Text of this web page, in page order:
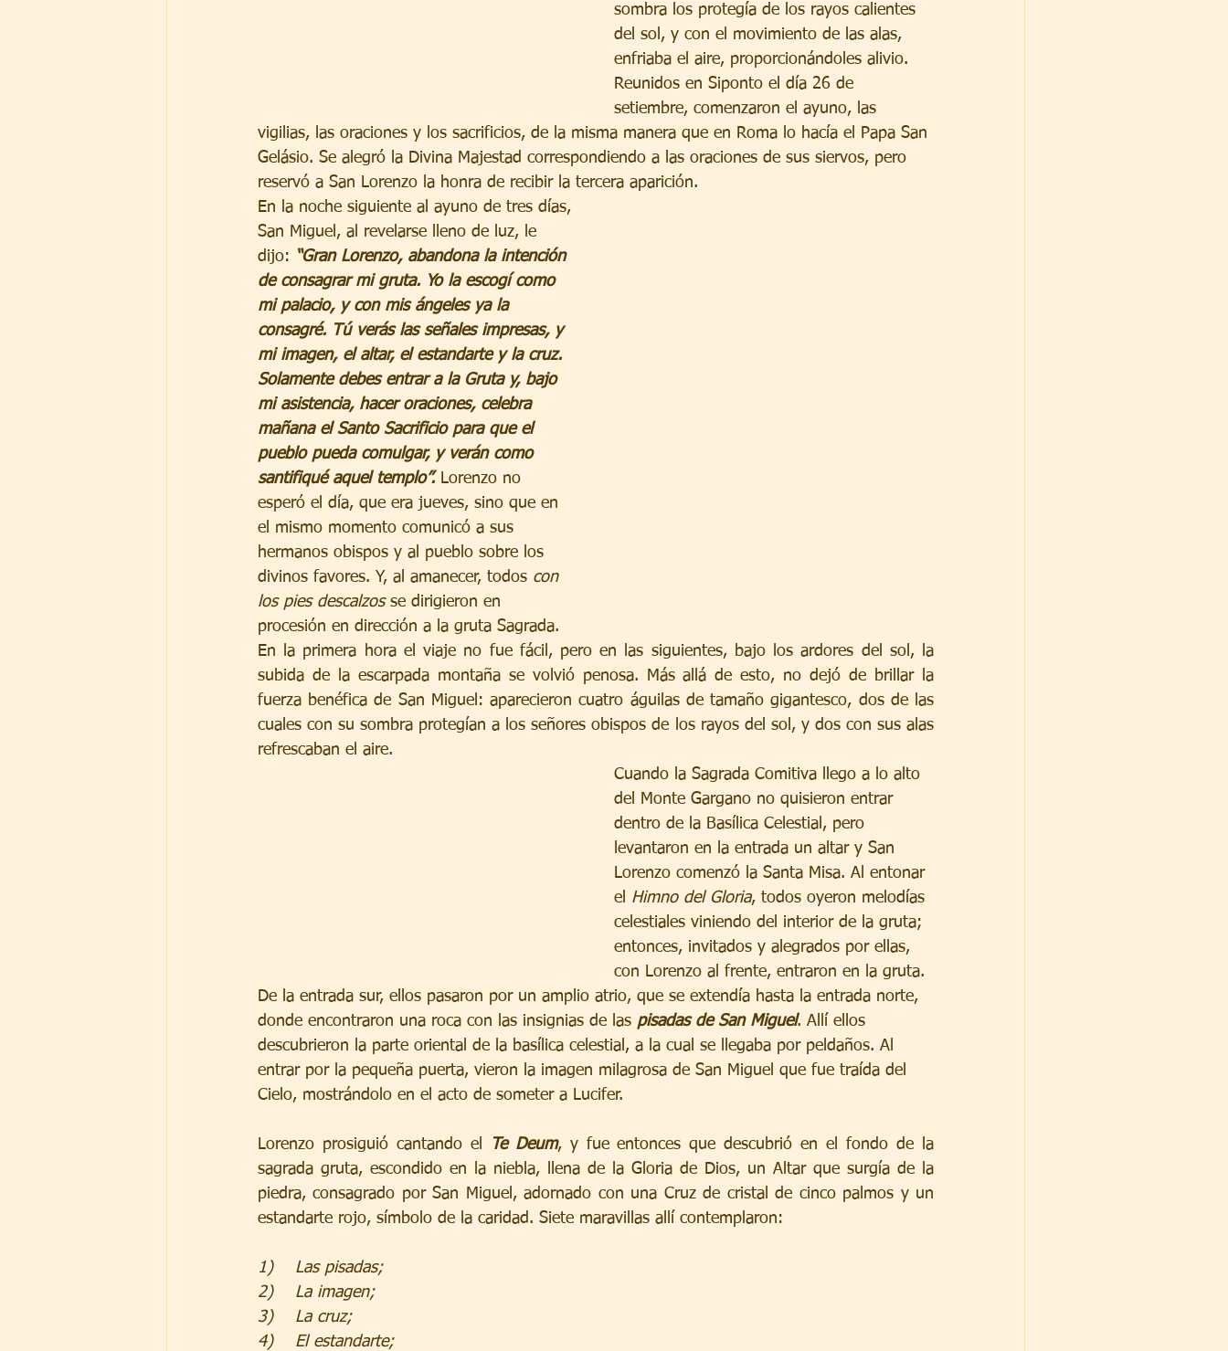
sombra los protegía de los rayos calientes
del sol, y con el movimiento de las alas,
enfriaba el aire, proporcionándoles alivio.
Reunidos en Siponto el día 26 de
setiembre, comenzaron el ayuno, las
vigilias, las oraciones y los sacrificios, de la misma manera que en Roma lo hacía el Papa San
Gelásio. Se alegró la Divina Majestad correspondiendo a las oraciones de sus siervos, pero
reservó a San Lorenzo la honra de recibir la tercera aparición.
En la noche siguiente al ayuno de tres días,
San Miguel, al revelarse lleno de luz, le
dijo: “Gran Lorenzo, abandona la intención
de consagrar mi gruta. Yo la escogí como
mi palacio, y con mis ángeles ya la
consagré. Tú verás las señales impresas, y
mi imagen, el altar, el estandarte y la cruz.
Solamente debes entrar a la Gruta y, bajo
mi asistencia, hacer oraciones, celebra
mañana el Santo Sacrificio para que el
pueblo pueda comulgar, y verán como
santifiqué aquel templo”. Lorenzo no
esperó el día, que era jueves, sino que en
el mismo momento comunicó a sus
hermanos obispos y al pueblo sobre los
divinos favores. Y, al amanecer, todos con
los pies descalzos se dirigieron en
procesión en dirección a la gruta Sagrada.
En la primera hora el viaje no fue fácil, pero en las siguientes, bajo los ardores del sol, la
subida de la escarpada montaña se volvió penosa. Más allá de esto, no dejó de brillar la
fuerza benéfica de San Miguel: aparecieron cuatro águilas de tamaño gigantesco, dos de las
cuales con su sombra protegían a los señores obispos de los rayos del sol, y dos con sus alas
refrescaban el aire.
Cuando la Sagrada Comitiva llego a lo alto
del Monte Gargano no quisieron entrar
dentro de la Basílica Celestial, pero
levantaron en la entrada un altar y San
Lorenzo comenzó la Santa Misa. Al entonar
el Himno del Gloria, todos oyeron melodías
celestiales viniendo del interior de la gruta;
entonces, invitados y alegrados por ellas,
con Lorenzo al frente, entraron en la gruta.
De la entrada sur, ellos pasaron por un amplio atrio, que se extendía hasta la entrada norte,
donde encontraron una roca con las insignias de las pisadas de San Miguel. Allí ellos
descubrieron la parte oriental de la basílica celestial, a la cual se llegaba por peldaños. Al
entrar por la pequeña puerta, vieron la imagen milagrosa de San Miguel que fue traída del
Cielo, mostrándolo en el acto de someter a Lucifer.
Lorenzo prosiguió cantando el Te Deum, y fue entonces que descubrió en el fondo de la
sagrada gruta, escondido en la niebla, llena de la Gloria de Dios, un Altar que surgía de la
piedra, consagrado por San Miguel, adornado con una Cruz de cristal de cinco palmos y un
estandarte rojo, símbolo de la caridad. Siete maravillas allí contemplaron:
1)    Las pisadas;
2)    La imagen;
3)    La cruz;
4)    El estandarte;